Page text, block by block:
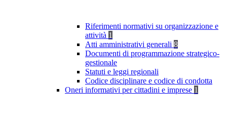
Riferimenti normativi su organizzazione e
attività 1
Atti amministrativi generali 8
Documenti di programmazione strategico-
gestionale
Statuti e leggi regionali
Codice disciplinare e codice di condotta
Oneri informativi per cittadini e imprese 1